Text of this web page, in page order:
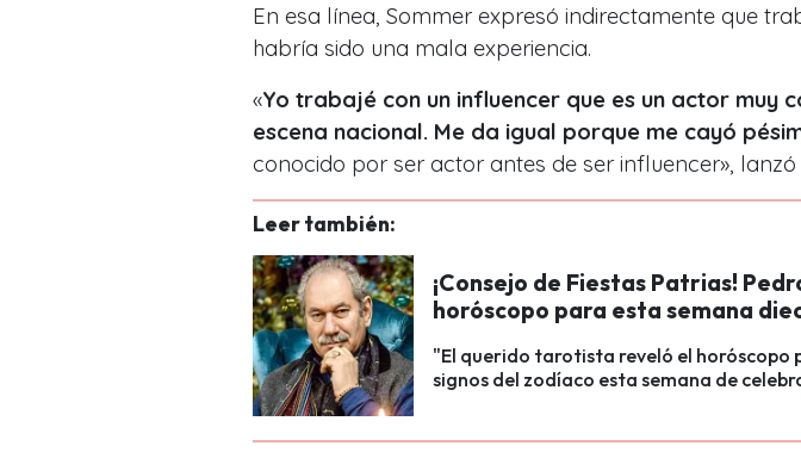
En esa línea, Sommer expresó indirectamente que
habría sido una mala experiencia.
«Yo trabajé con un influencer que es un actor muy
escena nacional. Me da igual porque me cayó
conocido por ser actor antes de ser influencer»,
Leer también:
¡Consejo de Fiestas Patrias!
horóscopo para esta semana
"El querido tarotista reveló el horóscopo
signos del zodíaco esta semana de